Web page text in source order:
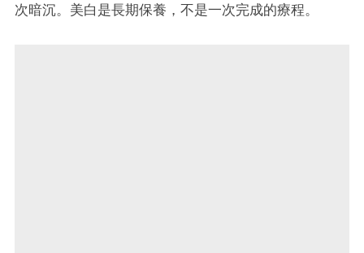
次暗沉。美白是長期保養，不是一次完成的療程。